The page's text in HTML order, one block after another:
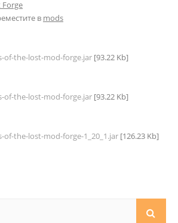
в mods
of-the-lost-mod-forge.jar
of-the-lost-mod-forge.jar
of-the-lost-mod-forge-1_20_1.jar